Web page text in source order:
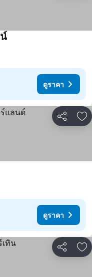
ดูราคา
แชร์ เ
ดูราคา
แชร์ เ